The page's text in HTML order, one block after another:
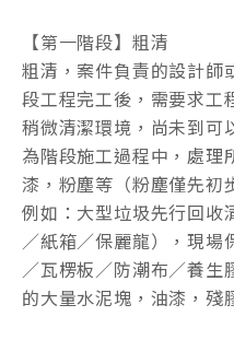
【第一階段】粗清
粗清，案件負責的設計師
段工程完工後，需要求工
稍微清潔環境，尚未到可
為階段施工過程中，處理
漆，粉塵等（粉塵僅先初
例如：大型垃圾先行回收
／紙箱／保麗龍），現場
／瓦楞板／防潮布／養生
的大量水泥塊，油漆，殘